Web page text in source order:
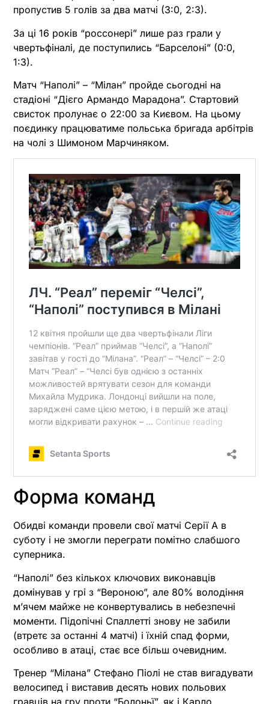
пропустив 5 голів за два матчі (3:0, 2:3).
За ці 16 років “россонері” лише раз грали у
чвертьфіналі, де поступились “Барселоні” (0:0,
1:3).
Матч “Наполі” – “Мілан” пройде сьогодні на
стадіоні “Дієго Армандо Марадона”. Стартовий
свисток пролунає о 22:00 за Києвом. На цьому
поєдинку працюватиме польська бригада арбітрів
на чолі з Шимоном Марчиняком.
Форма команд
Обидві команди провели свої матчі Серії А в
суботу і не змогли переграти помітно слабшого
суперника.
“Наполі” без кількох ключових виконавців
домінував у грі з “Вероною”, але 80% володіння
м’ячем майже не конвертувались в небезпечні
моменти. Підопічні Спаллетті знову не забили
(втретє за останні 4 матчі) і їхній спад форми,
особливо в атаці, стає все більш очевидним.
Тренер “Мілана” Стефано Піолі не став вигадувати
велосипед і виставив десять нових польових